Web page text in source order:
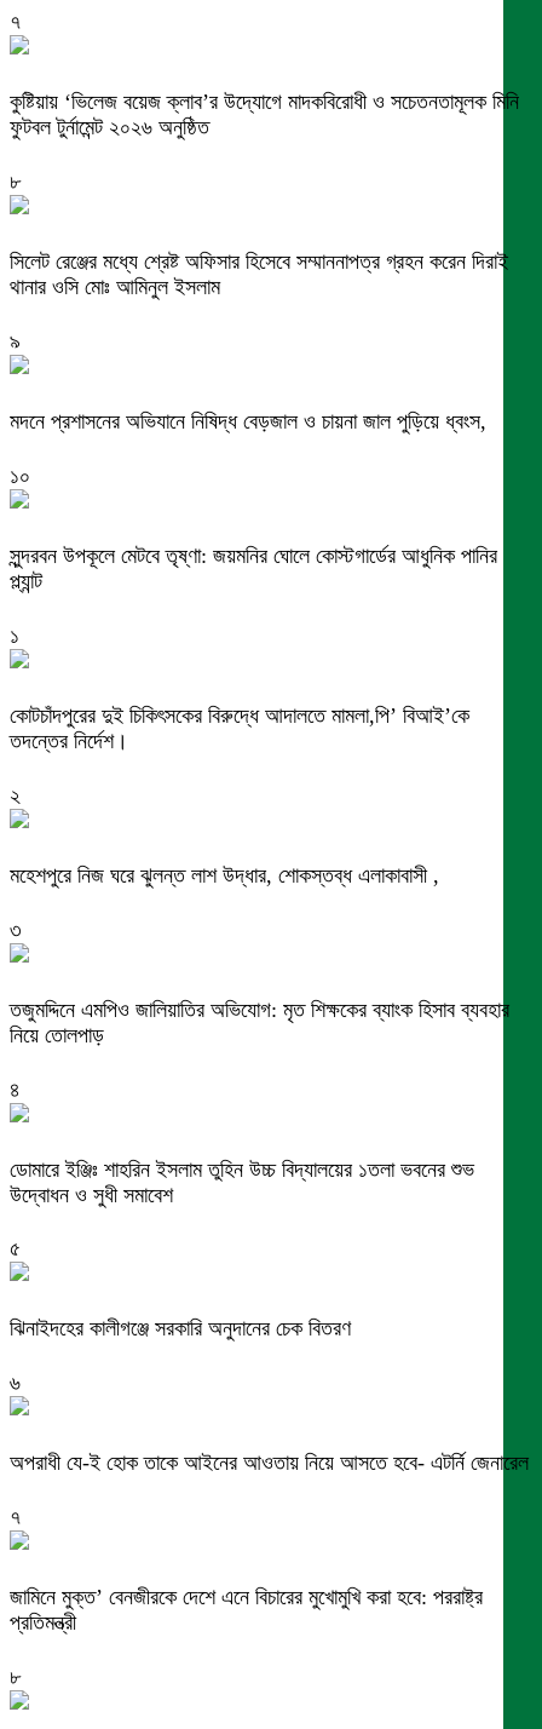
৭
কুষ্টিয়ায় ‘ভিলেজ বয়েজ ক্লাব’র উদ্যোগে মাদকবিরোধী ও সচেতনতামূলক মিনি
ফুটবল টুর্নামেন্ট ২০২৬ অনুষ্ঠিত
৮
সিলেট রেঞ্জের মধ্যে শ্রেষ্ট অফিসার হিসেবে সম্মাননাপত্র গ্রহন করেন দিরাই
থানার ওসি মোঃ আমিনুল ইসলাম
৯
মদনে প্রশাসনের অভিযানে নিষিদ্ধ বেড়জাল ও চায়না জাল পুড়িয়ে ধ্বংস,
১০
সুন্দরবন উপকূলে মেটবে তৃষ্ণা: জয়মনির ঘোলে কোস্টগার্ডের আধুনিক পানির
প্ল্যান্ট
১
কোটচাঁদপুরের দুই চিকিৎসকের বিরুদ্ধে আদালতে মামলা,পি’ বিআই’কে
তদন্তের নির্দেশ।
২
মহেশপুরে নিজ ঘরে ঝুলন্ত লাশ উদ্ধার, শোকস্তব্ধ এলাকাবাসী ,
৩
তজুমদ্দিনে এমপিও জালিয়াতির অভিযোগ: মৃত শিক্ষকের ব্যাংক হিসাব ব্যবহার
নিয়ে তোলপাড়
৪
ডোমারে ইঞ্জিঃ শাহরিন ইসলাম তুহিন উচ্চ বিদ্যালয়ের ১তলা ভবনের শুভ
উদ্বোধন ও সুধী সমাবেশ
৫
ঝিনাইদহের কালীগঞ্জে সরকারি অনুদানের চেক বিতরণ
৬
অপরাধী যে-ই হোক তাকে আইনের আওতায় নিয়ে আসতে হবে- এটর্নি জেনারেল
৭
জামিনে মুক্ত’ বেনজীরকে দেশে এনে বিচারের মুখোমুখি করা হবে: পররাষ্ট্র
প্রতিমন্ত্রী
৮